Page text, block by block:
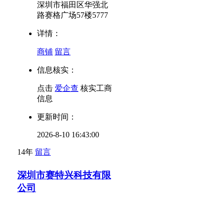
深圳市福田区华强北
路赛格广场57楼5777
详情：
商铺 留言
信息核实：
点击 爱企查 核实工商
信息
更新时间：
2026-8-10 16:43:00
14年 留言
深圳市赛特兴科技有限
公司